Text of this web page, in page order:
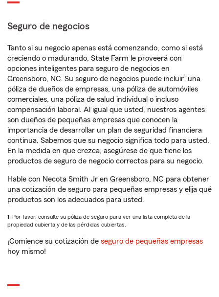
Seguro de negocios
Tanto si su negocio apenas está comenzando, como si está
creciendo o madurando, State Farm le proveerá con
opciones inteligentes para seguro de negocios en
Greensboro, NC. Su seguro de negocios puede incluir1 una
póliza de dueños de empresas, una póliza de automóviles
comerciales, una póliza de salud individual o incluso
compensación laboral. Al igual que usted, nuestros agentes
son dueños de pequeñas empresas que conocen la
importancia de desarrollar un plan de seguridad financiera
continua. Sabemos que su negocio significa todo para usted.
En la medida en que crezca, asegúrese de que tiene los
productos de seguro de negocio correctos para su negocio.
Hable con Necota Smith Jr en Greensboro, NC para obtener
una cotización de seguro para pequeñas empresas y elija qué
productos son los adecuados para usted.
1. Por favor, consulte su póliza de seguro para ver una lista completa de la
propiedad cubierta y de las pérdidas cubiertas.
¡Comience su cotización de seguro de pequeñas empresas
hoy mismo!